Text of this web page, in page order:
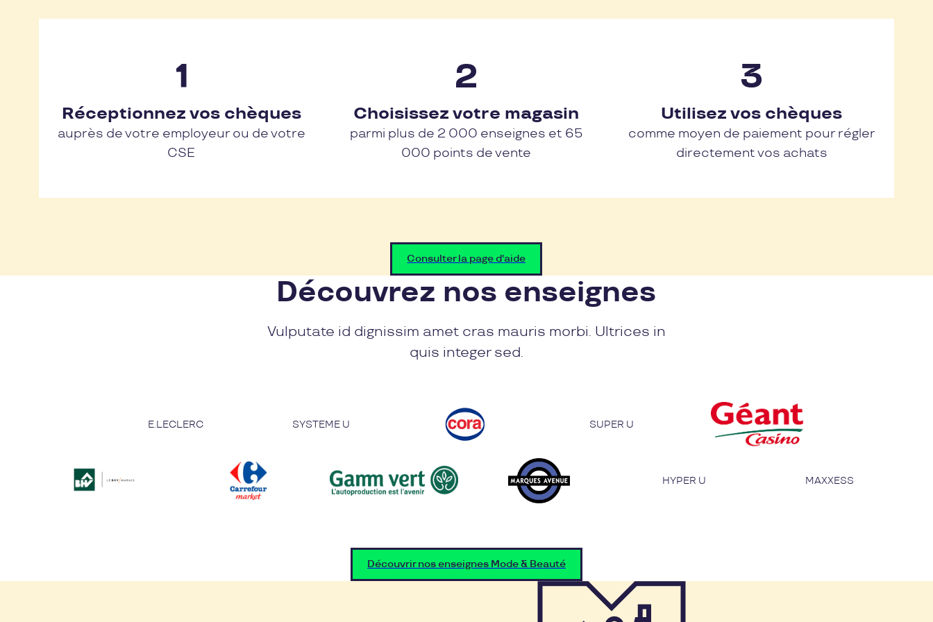
Réceptionnez vos chèques
auprès de votre employeur ou de votre
CSE
Choisissez votre magasin
parmi plus de 2 000 enseignes et 65
000 points de vente
Utilisez vos chèques
comme moyen de paiement pour régler
directement vos achats
Consulter la page d'aide
Découvrez nos enseignes
Vulputate id dignissim amet cras mauris morbi. Ultrices in
quis integer sed.
E.LECLERC SYSTEME U SUPER U
HYPER U MAXXESS
Découvrir nos enseignes Mode & Beauté